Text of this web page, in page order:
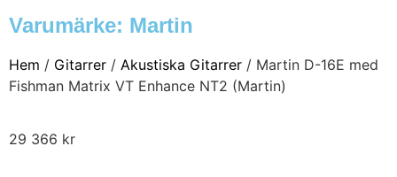
Varumärke: Martin
Hem / Gitarrer / Akustiska Gitarrer / Martin D-16E med
Fishman Matrix VT Enhance NT2 (Martin)
29 366 kr